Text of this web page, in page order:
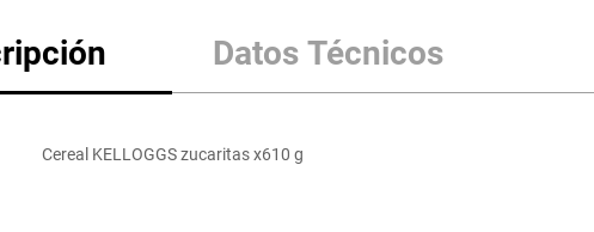
Datos Técnicos
Cereal KELLOGGS zucaritas x610 g